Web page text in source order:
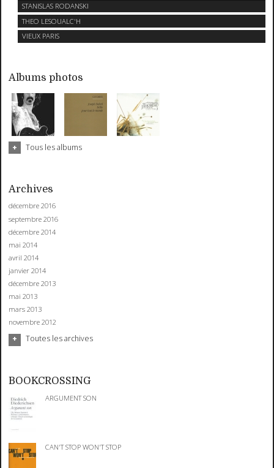
STANISLAS RODANSKI
THEO LESOUALC'H
VIEUX PARIS
Albums photos
Tous les albums
Archives
décembre 2016
septembre 2016
décembre 2014
mai 2014
avril 2014
janvier 2014
décembre 2013
mai 2013
mars 2013
novembre 2012
Toutes les archives
BOOKCROSSING
ARGUMENT SON
CAN'T STOP WON'T STOP